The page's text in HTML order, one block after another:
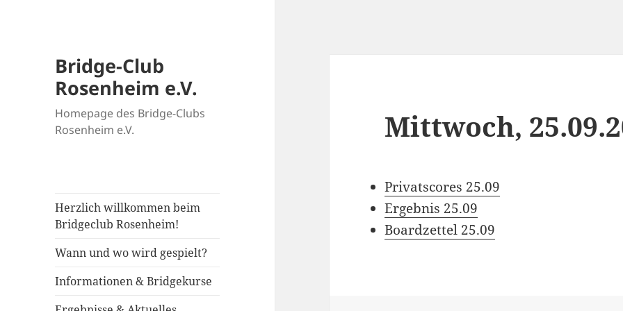
Bridge-Club
Rosenheim e.V.
Homepage des Bridge-Clubs
Rosenheim e.V.
Herzlich willkommen beim
Bridgeclub Rosenheim!
Wann und wo wird gespielt?
Informationen & Bridgekurse
Mittwoch,
Privatscores 25.09
Ergebnis 25.09
Boardzettel 25.09